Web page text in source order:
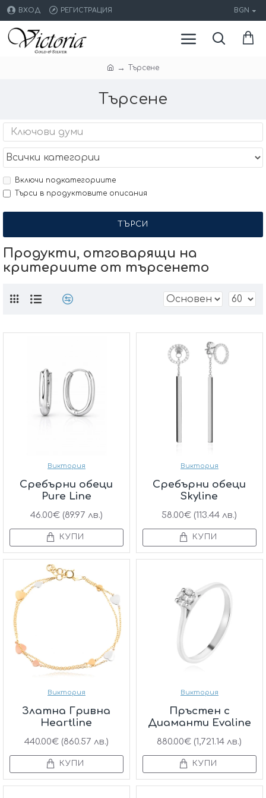
ВХОД РЕГИСТРАЦИЯ BGN
Търсене
Търсене
Включи подкатегориите
Търси в продуктовите описания
ТЪРСИ
Продукти, отговарящи на
критериите от търсенето
Виктория
Сребърни обеци
Pure Line
46.00€ (89.97 лв.)
КУПИ
Виктория
Сребърни обеци
Skyline
58.00€ (113.44 лв.)
КУПИ
Виктория
Златна Гривна
Heartline
440.00€ (860.57 лв.)
КУПИ
Виктория
Пръстен с
Диаманти Evaline
880.00€ (1,721.14 лв.)
КУПИ